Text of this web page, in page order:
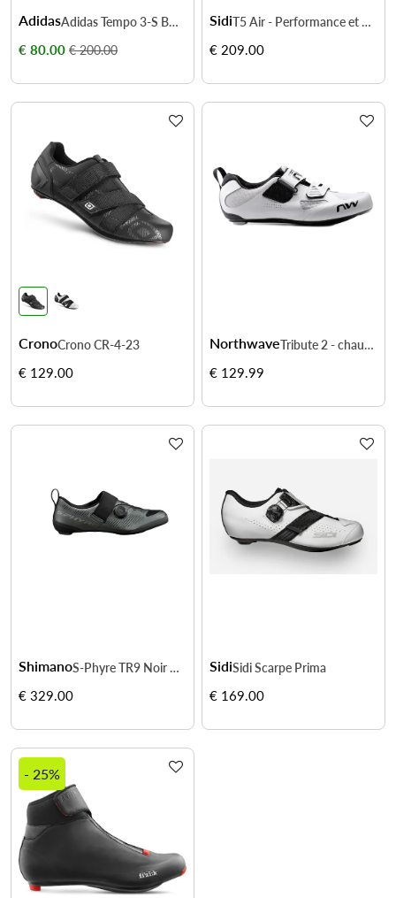
Adidas Adidas Tempo 3-S BOA – Précision et confort à vélo
€ 80.00 € 200.00
Sidi T5 Air - Performance et ventilation
€ 209.00
CronoCrono CR-4-23
€ 129.00
Northwave Tribute 2 - chaussures triathlon ventilées
€ 129.99
Shimano S-Phyre TR9 Noir – Transitions rapides et puissance maximale
€ 329.00
SidiSidi Scarpe Prima
€ 169.00
- 25%